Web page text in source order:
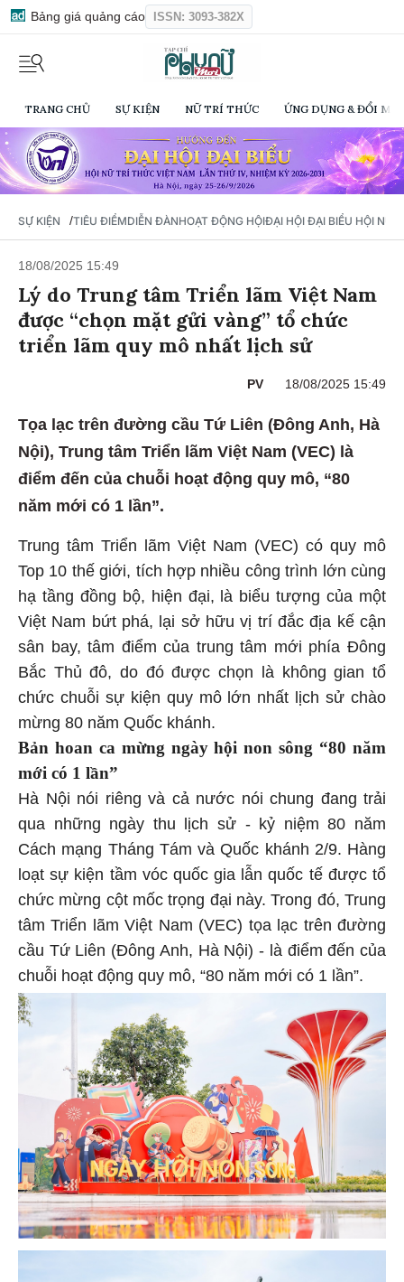
Bảng giá quảng cáo ISSN: 3093-382X
TRANG CHỦ SỰ KIỆN NỮ TRÍ THỨC ỨNG DỤNG & ĐỔI
SỰ KIỆN /TIÊU ĐIỂMDIỄN ĐÀNHOẠT ĐỘNG HỘIĐẠI HỘI ĐẠI BIỂU HỘI NỮ
18/08/2025 15:49
Lý do Trung tâm Triển lãm Việt Nam
được “chọn mặt gửi vàng” tổ chức
triển lãm quy mô nhất lịch sử
PV 18/08/2025 15:49
Tọa lạc trên đường cầu Tứ Liên (Đông Anh, Hà
Nội), Trung tâm Triển lãm Việt Nam (VEC) là
điểm đến của chuỗi hoạt động quy mô, “80
năm mới có 1 lần”.
Trung tâm Triển lãm Việt Nam (VEC) có quy mô
Top 10 thế giới, tích hợp nhiều công trình lớn cùng
hạ tầng đồng bộ, hiện đại, là biểu tượng của một
Việt Nam bứt phá, lại sở hữu vị trí đắc địa kế cận
sân bay, tâm điểm của trung tâm mới phía Đông
Bắc Thủ đô, do đó được chọn là không gian tổ
chức chuỗi sự kiện quy mô lớn nhất lịch sử chào
mừng 80 năm Quốc khánh.
Bản hoan ca mừng ngày hội non sông “80 năm
mới có 1 lần”
Hà Nội nói riêng và cả nước nói chung đang trải
qua những ngày thu lịch sử - kỷ niệm 80 năm
Cách mạng Tháng Tám và Quốc khánh 2/9. Hàng
loạt sự kiện tầm vóc quốc gia lẫn quốc tế được tổ
chức mừng cột mốc trọng đại này. Trong đó, Trung
tâm Triển lãm Việt Nam (VEC) tọa lạc trên đường
cầu Tứ Liên (Đông Anh, Hà Nội) - là điểm đến của
chuỗi hoạt động quy mô, “80 năm mới có 1 lần”.